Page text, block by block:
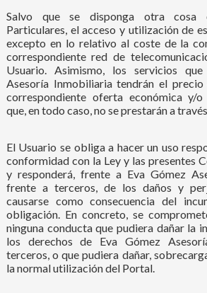
Salvo que se disponga otra cosa
Particulares, el acceso y utilización de
excepto en lo relativo al coste de la
correspondiente red de
Usuario. Asimismo, los servicios
Asesoría Inmobiliaria tendrán el
correspondiente oferta económica y/o
que, en todo caso, no se prestarán a
El Usuario se obliga a hacer un uso
conformidad con la Ley y las presentes
y responderá, frente a Eva Gómez
frente a terceros, de los daños y
causarse como consecuencia del
obligación. En concreto, se
ninguna conducta que pudiera dañar la
los derechos de Eva Gómez
terceros, o que pudiera dañar,
la normal utilización del Portal.